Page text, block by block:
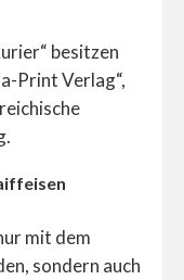
besitzen
Print Verlag“,
mit dem
sondern auch